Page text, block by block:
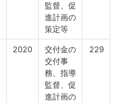
監督、促
進計画の
策定等
2020
交付金の
交付事
務、指導
監督、促
進計画の
229